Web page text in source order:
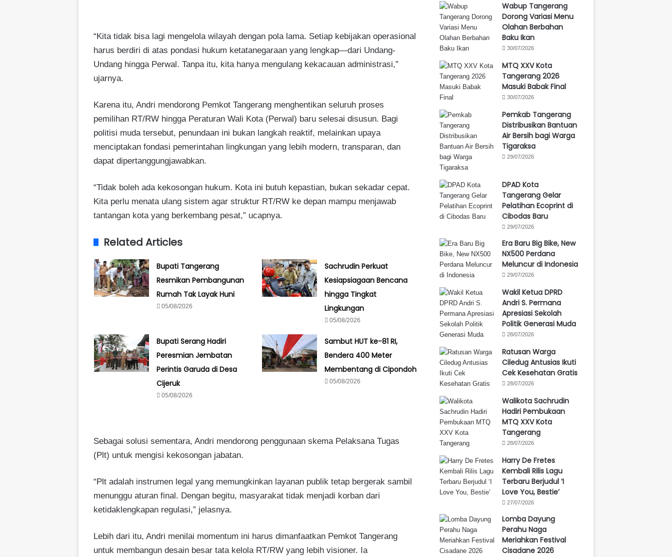
“Kita tidak bisa lagi mengelola wilayah dengan pola lama. Setiap kebijakan operasional
harus berdiri di atas pondasi hukum ketatanegaraan yang lengkap—dari Undang-
Undang hingga Perwal. Tanpa itu, kita hanya mengulang kekacauan administrasi,”
ujarnya.
Karena itu, Andri mendorong Pemkot Tangerang menghentikan seluruh proses
pemilihan RT/RW hingga Peraturan Wali Kota (Perwal) baru selesai disusun. Bagi
politisi muda tersebut, penundaan ini bukan langkah reaktif, melainkan upaya
menciptakan fondasi pemerintahan lingkungan yang lebih modern, transparan, dan
dapat dipertanggungjawabkan.
“Tidak boleh ada kekosongan hukum. Kota ini butuh kepastian, bukan sekadar cepat.
Kita perlu menata ulang sistem agar struktur RT/RW ke depan mampu menjawab
tantangan kota yang berkembang pesat,” ucapnya.
Related Articles
Bupati Tangerang
Resmikan Pembangunan
Rumah Tak Layak Huni
05/08/2026
Sachrudin Perkuat
Kesiapsiagaan Bencana
hingga Tingkat
Lingkungan
05/08/2026
Bupati Serang Hadiri
Peresmian Jembatan
Perintis Garuda di Desa
Cijeruk
05/08/2026
Sambut HUT ke-81 RI,
Bendera 400 Meter
Membentang di Cipondoh
05/08/2026
Sebagai solusi sementara, Andri mendorong penggunaan skema Pelaksana Tugas
(Plt) untuk mengisi kekosongan jabatan.
“Plt adalah instrumen legal yang memungkinkan layanan publik tetap bergerak sambil
menunggu aturan final. Dengan begitu, masyarakat tidak menjadi korban dari
ketidaklengkapan regulasi,” jelasnya.
Lebih dari itu, Andri menilai momentum ini harus dimanfaatkan Pemkot Tangerang
untuk membangun desain besar tata kelola RT/RW yang lebih visioner. Ia
Wabup Tangerang
Dorong Variasi Menu
Olahan Berbahan
Baku Ikan
30/07/2026
MTQ XXV Kota
Tangerang 2026
Masuki Babak Final
30/07/2026
Pemkab Tangerang
Distribusikan Bantuan
Air Bersih bagi Warga
Tigaraksa
29/07/2026
DPAD Kota
Tangerang Gelar
Pelatihan Ecoprint di
Cibodas Baru
29/07/2026
Era Baru Big Bike, New
NX500 Perdana
Meluncur di Indonesia
29/07/2026
Wakil Ketua DPRD
Andri S. Permana
Apresiasi Sekolah
Politik Generasi Muda
28/07/2026
Ratusan Warga
Ciledug Antusias Ikuti
Cek Kesehatan Gratis
28/07/2026
Walikota Sachrudin
Hadiri Pembukaan
MTQ XXV Kota
Tangerang
28/07/2026
Harry De Fretes
Kembali Rilis Lagu
Terbaru Berjudul ‘I
Love You, Bestie’
27/07/2026
Lomba Dayung
Perahu Naga
Meriahkan Festival
Cisadane 2026